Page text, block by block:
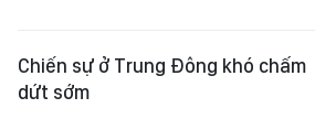
Chiến sự ở Trung Đông khó chấm
dứt sớm